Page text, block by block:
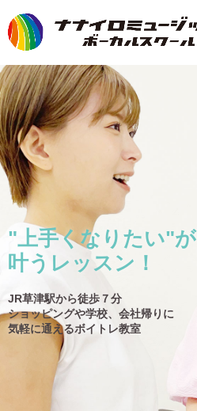
"上手くなりたい"が
叶うレッスン！
JR草津駅から徒歩７分
ショッピングや学校、会社帰りに
気軽に通えるボイトレ教室